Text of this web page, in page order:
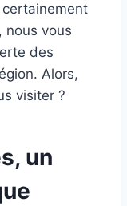
nous vous
des
Alors,
visiter ?
un